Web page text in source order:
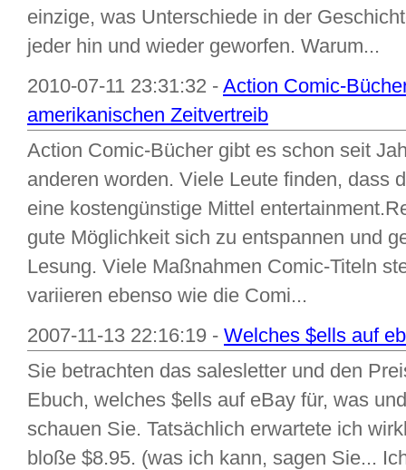
einzige, was Unterschiede in der
jeder hin und wieder geworfen. Warum...
2010-07-11 23:31:32 - Action Comic-
amerikanischen Zeitvertreib
Action Comic-Bücher gibt es schon seit
anderen worden. Viele Leute finden, dass
eine kostengünstige Mittel
gute Möglichkeit sich zu entspannen und
Lesung. Viele Maßnahmen Comic-Titeln
variieren ebenso wie die Comi...
2007-11-13 22:16:19 - Welches $ells auf
Sie betrachten das salesletter und den
Ebuch, welches $ells auf eBay für, was
schauen Sie. Tatsächlich erwartete ich
bloße $8.95. (was ich kann, sagen Sie...